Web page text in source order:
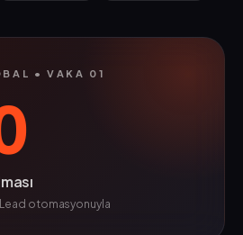
• VAKA 01
otomasyonuyla